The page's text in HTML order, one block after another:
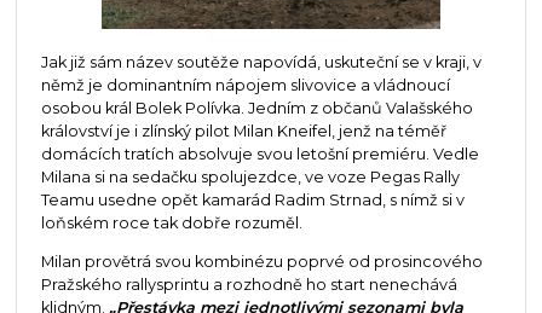
Jak již sám název soutěže napovídá, uskuteční se v kraji, v
němž je dominantním nápojem slivovice a vládnoucí
osobou král Bolek Polívka. Jedním z občanů Valašského
království je i zlínský pilot Milan Kneifel, jenž na téměř
domácích tratích absolvuje svou letošní premiéru. Vedle
Milana si na sedačku spolujezdce, ve voze Pegas Rally
Teamu usedne opět kamarád Radim Strnad, s nímž si v
loňském roce tak dobře rozuměl.
Milan provětrá svou kombinézu poprvé od prosincového
Pražského rallysprintu a rozhodně ho start nenechává
klidným. „Přestávka mezi jednotlivými sezonami byla